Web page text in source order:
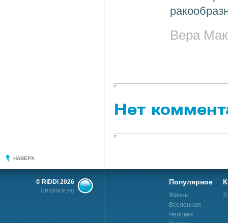
Вера
Нет
НАВЕРХ
© RiDDi 2026
ORIGINOF.RU
Популярное
Жизнь
Вселенная
Человек
©